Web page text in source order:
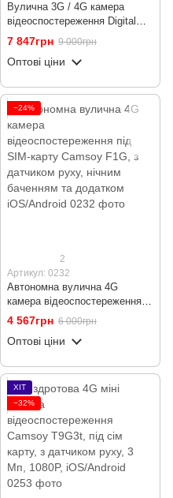
Вулична 3G / 4G камера
відеоспостереження Digital
Lion NC49G-EU (5 Мп / 5x),
поворотна PTZ, FullHD 1080P
7 847грн 9 000грн
Оптові ціни
−24%
2
Артикул: 0232
Автономна вулична 4G
камера відеоспостереження
під SIM-карту Camsoy F1G, з
датчиком руху, нічним
баченням та додатком
4 567грн 6 000грн
Оптові ціни
ХІТ
−32%